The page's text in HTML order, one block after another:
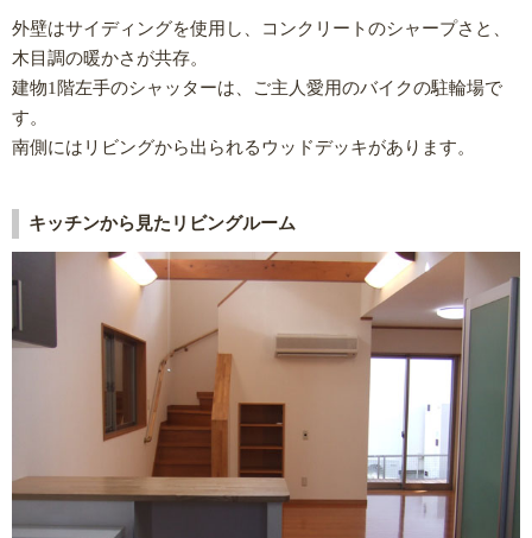
外壁はサイディングを使用し、コンクリートのシャープさと、
木目調の暖かさが共存。
建物1階左手のシャッターは、ご主人愛用のバイクの駐輪場で
す。
南側にはリビングから出られるウッドデッキがあります。
キッチンから見たリビングルーム